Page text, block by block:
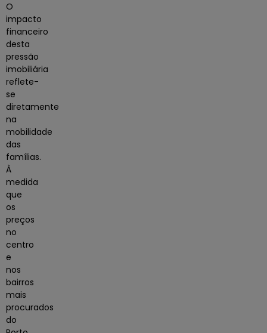
O
impacto
financeiro
desta
pressão
imobiliária
reflete-
se
diretamente
na
mobilidade
das
famílias.
À
medida
que
os
preços
no
centro
e
nos
bairros
mais
procurados
do